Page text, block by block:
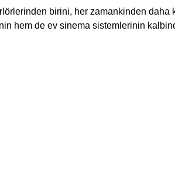
birini, her zamankinden daha
hem de ev sinema sistemlerinin